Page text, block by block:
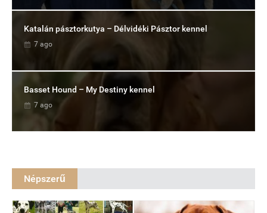
Katalán pásztorkutya – Délvidéki Pásztor kennel
7 ago
Basset Hound – My Destiny kennel
7 ago
Népszerű